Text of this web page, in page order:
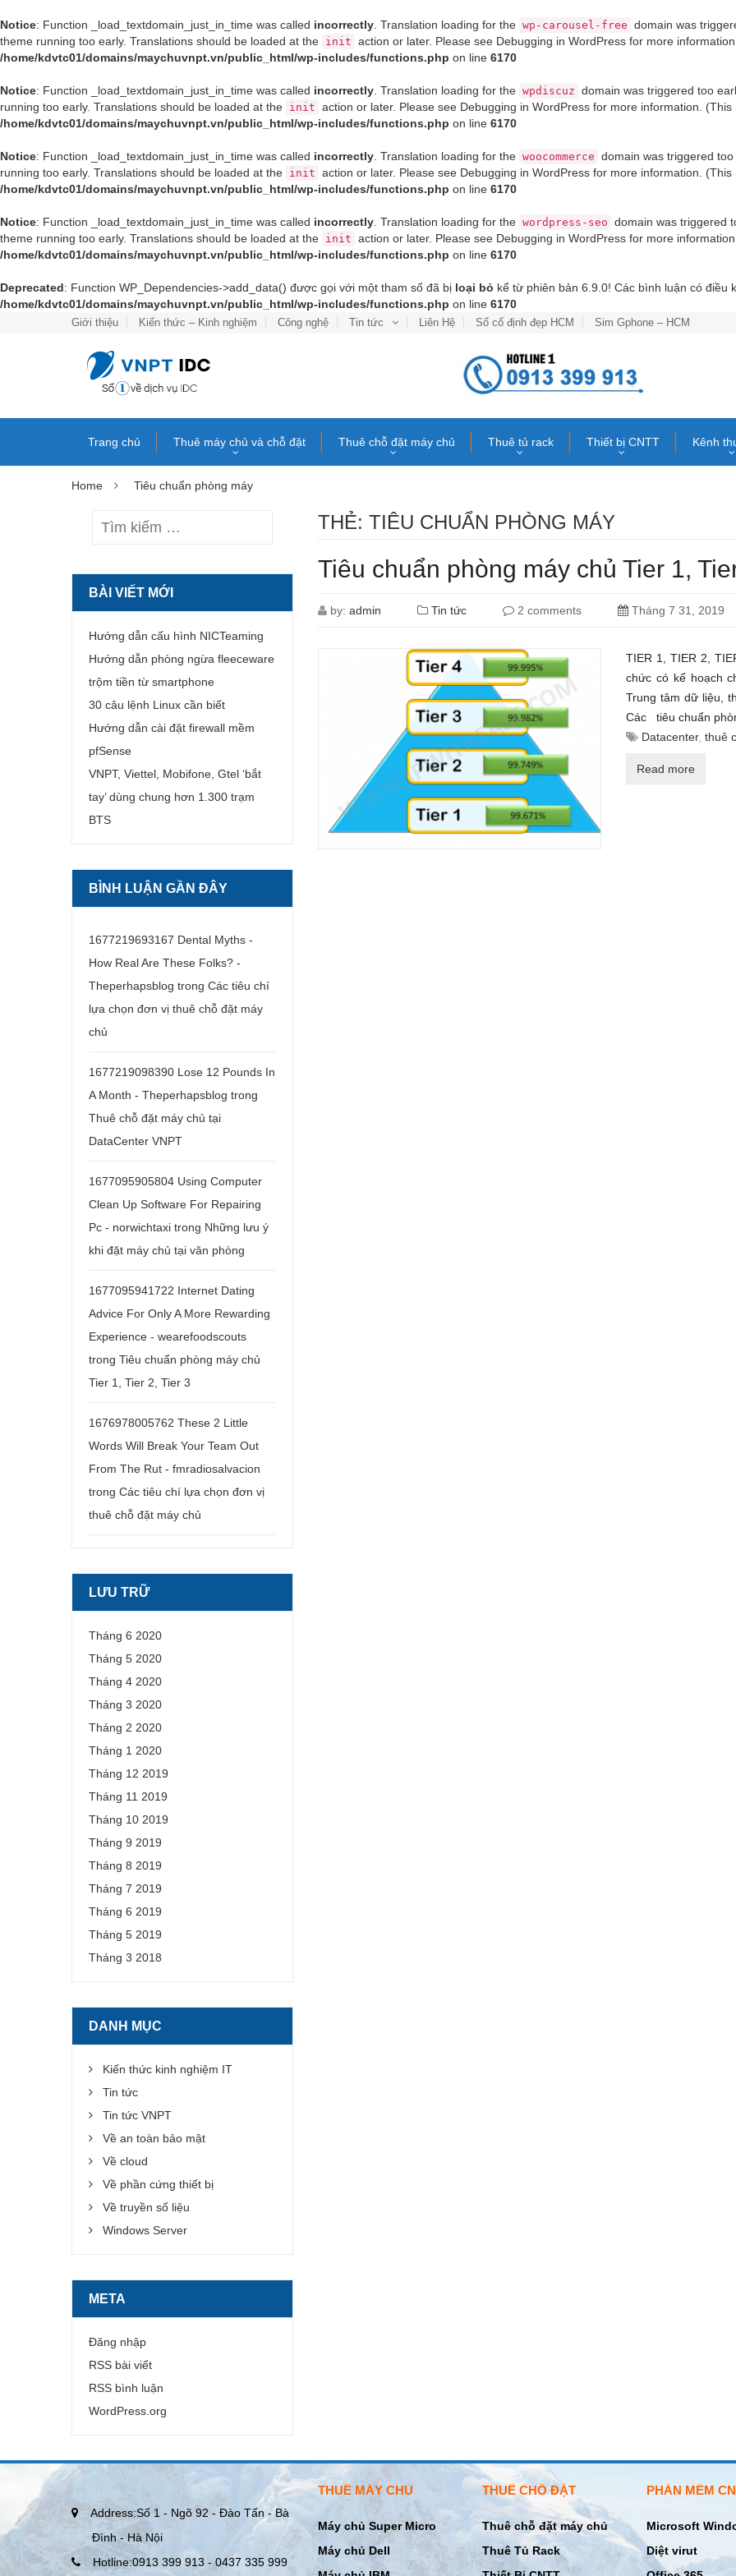
Notice: Function _load_textdomain_just_in_time was called incorrectly . Translation loading for the wp-carousel-free domain was
theme running too early. Translations should be loaded at the init action or later. Please see Debugging in WordPress for more
/home/kdvtc01/domains/maychuvnpt.vn/public_html/wp-includes/functions.php on line 6170
Notice: Function _load_textdomain_just_in_time was called incorrectly . Translation loading for the wpdiscuz domain was triggered too
running too early. Translations should be loaded at the init action or later. Please see Debugging in WordPress for more information.
/home/kdvtc01/domains/maychuvnpt.vn/public_html/wp-includes/functions.php on line 6170
Notice: Function _load_textdomain_just_in_time was called incorrectly . Translation loading for the woocommerce domain was triggered
running too early. Translations should be loaded at the init action or later. Please see Debugging in WordPress for more information.
/home/kdvtc01/domains/maychuvnpt.vn/public_html/wp-includes/functions.php on line 6170
Notice: Function _load_textdomain_just_in_time was called incorrectly . Translation loading for the wordpress-seo domain was triggered
theme running too early. Translations should be loaded at the init action or later. Please see Debugging in WordPress for more
/home/kdvtc01/domains/maychuvnpt.vn/public_html/wp-includes/functions.php on line 6170
Deprecated: Function WP_Dependencies->add_data() được gọi với một tham số đã bị loại bỏ kể từ phiên bản 6.9.0! Các bình luận có
/home/kdvtc01/domains/maychuvnpt.vn/public_html/wp-includes/functions.php on line 6170
Giới thiệu Kiến thức – Kinh nghiệm Công nghệ Tin tức Liên Hệ Số cố định đẹp HCM Sim Gphone – HCM
Trang chủ Thuê máy chủ và chỗ đặt Thuê chỗ đặt máy chủ Thuê tủ rack Thiết bị CNTT Kênh
Home Tiêu chuẩn phòng máy
THẺ: TIÊU CHUẨN PHÒNG MÁY
Tiêu chuẩn phòng máy chủ Tier 1,
by: admin Tin tức 2 comments Tháng 7 31, 2019
TIER 1, TIER 2,
chức có kế hoạch
Trung tâm dữ liệu,
Các tiêu chuẩn
Datacenter, thuê
Read more
BÀI VIẾT MỚI
Hướng dẫn cấu hình NICTeaming
Hướng dẫn phòng ngừa fleeceware
trộm tiền từ smartphone
30 câu lệnh Linux cần biết
Hướng dẫn cài đặt firewall mềm
pfSense
VNPT, Viettel, Mobifone, Gtel ‘bắt
tay’ dùng chung hơn 1.300 trạm
BTS
BÌNH LUẬN GẦN ĐÂY
1677219693167 Dental Myths -
How Real Are These Folks? -
Theperhapsblog trong Các tiêu chí
lựa chọn đơn vị thuê chỗ đặt máy
chủ
1677219098390 Lose 12 Pounds In
A Month - Theperhapsblog trong
Thuê chỗ đặt máy chủ tại
DataCenter VNPT
1677095905804 Using Computer
Clean Up Software For Repairing
Pc - norwichtaxi trong Những lưu ý
khi đặt máy chủ tại văn phòng
1677095941722 Internet Dating
Advice For Only A More Rewarding
Experience - wearefoodscouts
trong Tiêu chuẩn phòng máy chủ
Tier 1, Tier 2, Tier 3
1676978005762 These 2 Little
Words Will Break Your Team Out
From The Rut - fmradiosalvacion
trong Các tiêu chí lựa chọn đơn vị
thuê chỗ đặt máy chủ
LƯU TRỮ
Tháng 6 2020
Tháng 5 2020
Tháng 4 2020
Tháng 3 2020
Tháng 2 2020
Tháng 1 2020
Tháng 12 2019
Tháng 11 2019
Tháng 10 2019
Tháng 9 2019
Tháng 8 2019
Tháng 7 2019
Tháng 6 2019
Tháng 5 2019
Tháng 3 2018
DANH MỤC
Kiến thức kinh nghiệm IT
Tin tức
Tin tức VNPT
Về an toàn bảo mật
Về cloud
Về phần cứng thiết bị
Về truyền số liệu
Windows Server
META
Đăng nhập
RSS bài viết
RSS bình luận
WordPress.org
Address:Số 1 - Ngõ 92 - Đào Tấn - Bà
Đình - Hà Nội
Hotline:0913 399 913 - 0437 335 999
THUÊ MÁY CHỦ
Máy chủ Super Micro
Máy chủ Dell
THUÊ CHỖ ĐẶT
Thuê chỗ đặt máy chủ
Thuê Tủ Rack
PHẦN MỀM
Microsoft
Diệt virut